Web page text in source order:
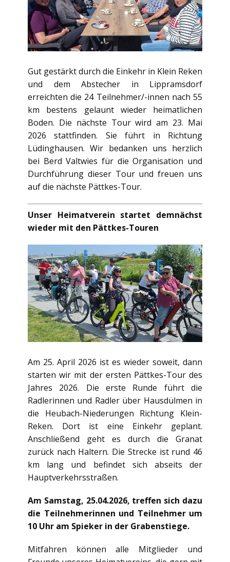
Gut gestärkt durch die Einkehr in Klein Reken
und dem Abstecher in Lippramsdorf
erreichten die 24 Teilnehmer/-innen nach 55
km bestens gelaunt wieder heimatlichen
Boden. Die nächste Tour wird am 23. Mai
2026 stattfinden. Sie führt in Richtung
Lüdinghausen. Wir bedanken uns herzlich
bei Berd Valtwies für die Organisation und
Durchführung dieser Tour und freuen uns
auf die nächste Pättkes-Tour.
Unser Heimatverein startet demnächst
wieder mit den Pättkes-Touren
Am 25. April 2026 ist es wieder soweit, dann
starten wir mit der ersten Pättkes-Tour des
Jahres 2026. Die erste Runde führt die
Radlerinnen und Radler über Hausdülmen in
die Heubach-Niederungen Richtung Klein-
Reken. Dort ist eine Einkehr geplant.
Anschließend geht es durch die Granat
zurück nach Haltern. Die Strecke ist rund 46
km lang und befindet sich abseits der
Hauptverkehrsstraßen.
Am Samstag, 25.04.2026, treffen sich dazu
die Teilnehmerinnen und Teilnehmer um
10 Uhr am Spieker in der Grabenstiege.
Mitfahren können alle Mitglieder und